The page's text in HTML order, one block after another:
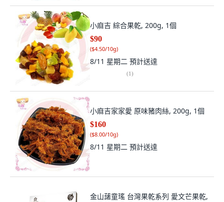
小麻吉 綜合果乾, 200g, 1個
$90
($4.50/10g)
8/11 星期二 預計送達
(1)
小麻吉家家愛 原味豬肉絲, 200g, 1個
$160
($8.00/10g)
8/11 星期二 預計送達
金山藷童瑤 台灣果乾系列 愛文芒果乾,